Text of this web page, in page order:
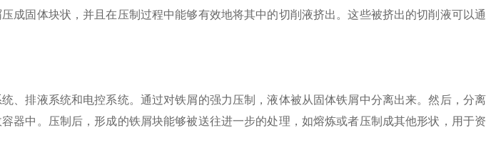
成固体块状，并且在压制过程中能够有效地将其中的切削液挤出。这些被挤出的切削液可以通
排液系统和电控系统。通过对铁屑的强力压制，液体被从固体铁屑中分离出来。然后，分离
器中。压制后，形成的铁屑块能够被送往进一步的处理，如熔炼或者压制成其他形状，用于资